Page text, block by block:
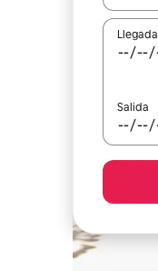
Llegada
Salida